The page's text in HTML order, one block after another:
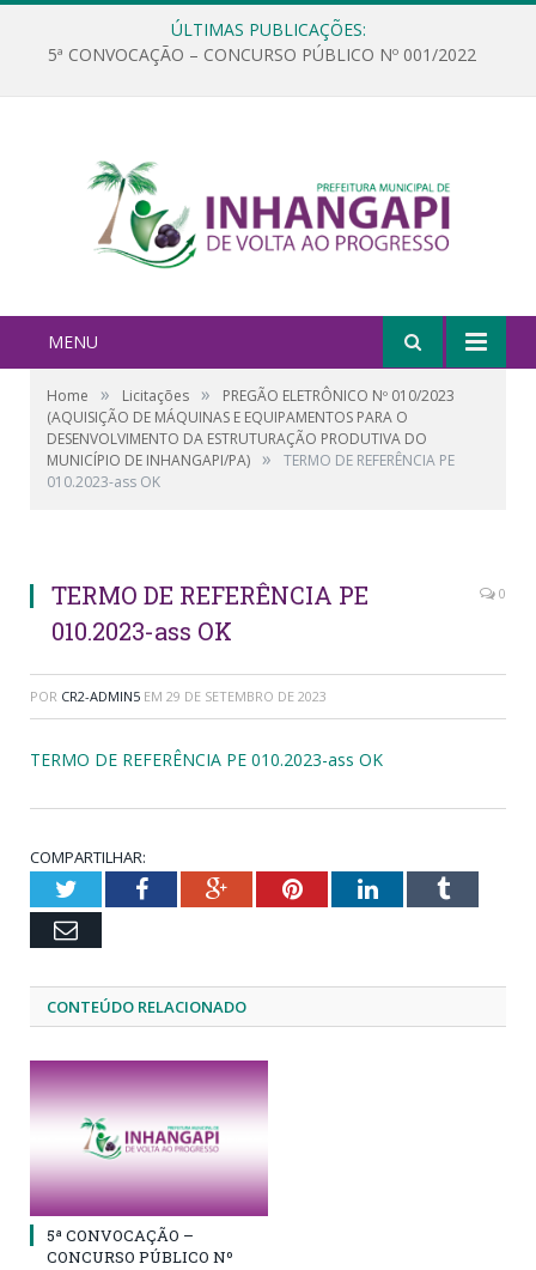
ÚLTIMAS PUBLICAÇÕES:
5ª CONVOCAÇÃO – CONCURSO PÚBLICO Nº 001/2022
MENU
Home » Licitações »
PREGÃO ELETRÔNICO Nº 010/2023
(AQUISIÇÃO DE MÁQUINAS E EQUIPAMENTOS PARA O
DESENVOLVIMENTO DA ESTRUTURAÇÃO PRODUTIVA DO
MUNICÍPIO DE INHANGAPI/PA) »
TERMO DE REFERÊNCIA PE
010.2023-ass OK
TERMO DE REFERÊNCIA PE
010.2023-ass OK
0
POR CR2-ADMIN5 EM 29 DE SETEMBRO DE 2023
TERMO DE REFERÊNCIA PE 010.2023-ass OK
COMPARTILHAR:
TwitterFacebookGoogle+PinterestLinkedInTumblr
Email
CONTEÚDO RELACIONADO
5ª CONVOCAÇÃO –
CONCURSO PÚBLICO Nº